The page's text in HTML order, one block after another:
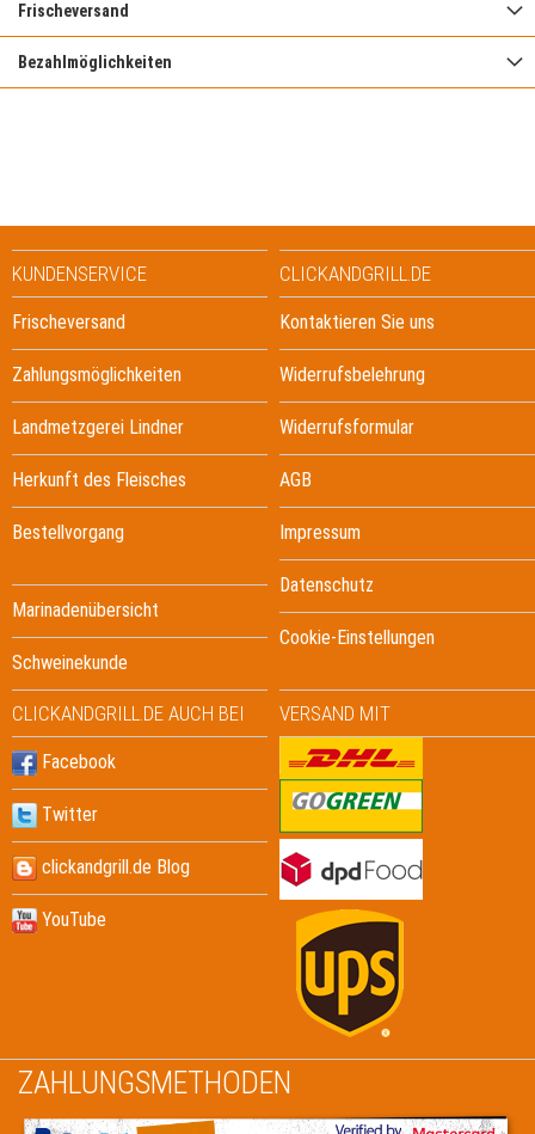
Frischeversand
Bezahlmöglichkeiten
KUNDENSERVICE
Frischeversand
Zahlungsmöglichkeiten
Landmetzgerei Lindner
Herkunft des Fleisches
Bestellvorgang
Marinadenübersicht
Schweinekunde
CLICKANDGRILL.DE
Kontaktieren Sie uns
Widerrufsbelehrung
Widerrufsformular
AGB
Impressum
Datenschutz
Cookie-Einstellungen
CLICKANDGRILL.DE AUCH BEI
Facebook
Twitter
clickandgrill.de Blog
YouTube
VERSAND MIT
ZAHLUNGSMETHODEN